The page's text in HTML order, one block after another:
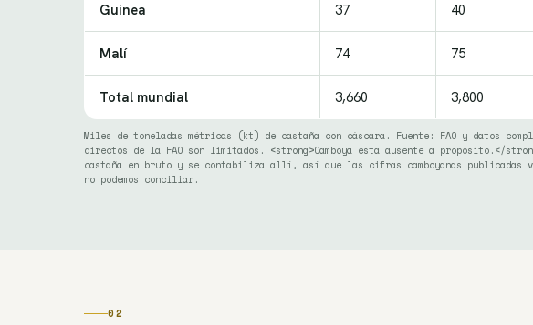
Guinea 37 40
Malí 74 75
Total mundial 3,660 3,800
Miles de toneladas métricas (kt) de castaña con cáscara. Fuente: FAO y datos
directos de la FAO son limitados. <strong>Camboya está ausente a propósito.</
castaña en bruto y se contabiliza allí, así que las cifras camboyanas publicadas
no podemos conciliar.
02